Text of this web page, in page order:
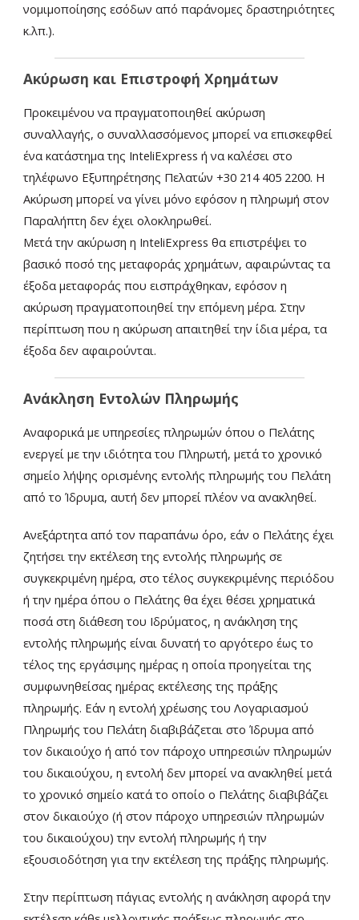
νομιμοποίησης εσόδων από παράνομες δραστηριότητες
κ.λπ.).
Ακύρωση και Επιστροφή Χρημάτων
Προκειμένου να πραγματοποιηθεί ακύρωση
συναλλαγής, ο συναλλασσόμενος μπορεί να επισκεφθεί
ένα κατάστημα της InteliExpress ή να καλέσει στο
τηλέφωνο Εξυπηρέτησης Πελατών +30 214 405 2200. Η
Ακύρωση μπορεί να γίνει μόνο εφόσον η πληρωμή στον
Παραλήπτη δεν έχει ολοκληρωθεί.
Μετά την ακύρωση η InteliExpress θα επιστρέψει το
βασικό ποσό της μεταφοράς χρημάτων, αφαιρώντας τα
έξοδα μεταφοράς που εισπράχθηκαν, εφόσον η
ακύρωση πραγματοποιηθεί την επόμενη μέρα. Στην
περίπτωση που η ακύρωση απαιτηθεί την ίδια μέρα, τα
έξοδα δεν αφαιρούνται.
Ανάκληση Εντολών Πληρωμής
Αναφορικά με υπηρεσίες πληρωμών όπου ο Πελάτης
ενεργεί με την ιδιότητα του Πληρωτή, μετά το χρονικό
σημείο λήψης ορισμένης εντολής πληρωμής του Πελάτη
από το Ίδρυμα, αυτή δεν μπορεί πλέον να ανακληθεί.
Ανεξάρτητα από τον παραπάνω όρο, εάν ο Πελάτης έχει
ζητήσει την εκτέλεση της εντολής πληρωμής σε
συγκεκριμένη ημέρα, στο τέλος συγκεκριμένης περιόδου
ή την ημέρα όπου ο Πελάτης θα έχει θέσει χρηματικά
ποσά στη διάθεση του Ιδρύματος, η ανάκληση της
εντολής πληρωμής είναι δυνατή το αργότερο έως το
τέλος της εργάσιμης ημέρας η οποία προηγείται της
συμφωνηθείσας ημέρας εκτέλεσης της πράξης
πληρωμής. Εάν η εντολή χρέωσης του Λογαριασμού
Πληρωμής του Πελάτη διαβιβάζεται στο Ίδρυμα από
τον δικαιούχο ή από τον πάροχο υπηρεσιών πληρωμών
του δικαιούχου, η εντολή δεν μπορεί να ανακληθεί μετά
το χρονικό σημείο κατά το οποίο ο Πελάτης διαβιβάζει
στον δικαιούχο (ή στον πάροχο υπηρεσιών πληρωμών
του δικαιούχου) την εντολή πληρωμής ή την
εξουσιοδότηση για την εκτέλεση της πράξης πληρωμής.
Στην περίπτωση πάγιας εντολής η ανάκληση αφορά την